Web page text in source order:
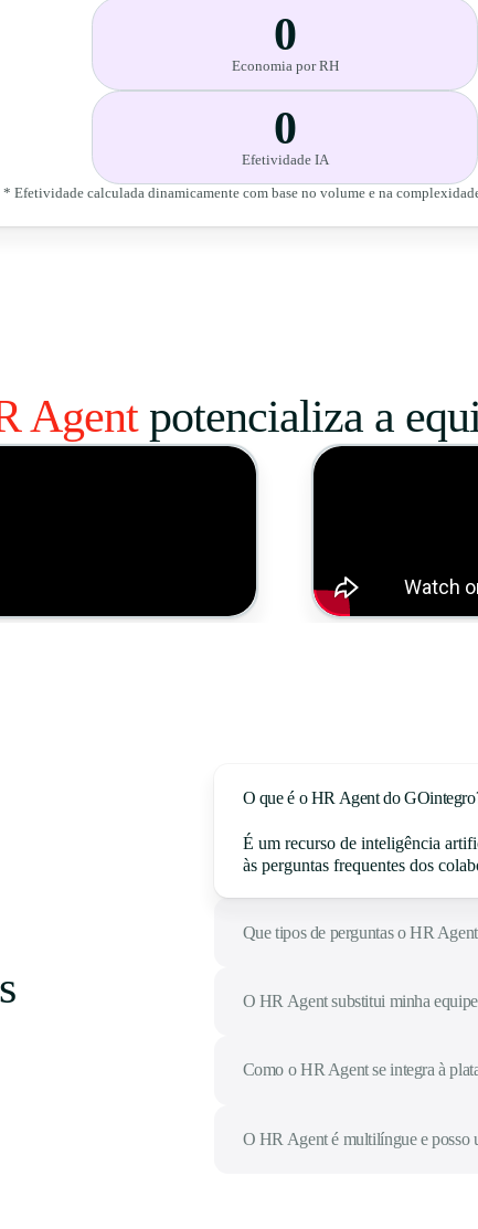
0
Economia por RH
0
Efetividade IA
* Efetividade calculada dinamicamente com base no volume e na
Agentpotencializa a
O que é o HR Agent do
É um recurso de inteligência
às perguntas frequentes dos
Que tipos de perguntas o HR
O HR Agent substitui minha
Como o HR Agent se integra à
O HR Agent é multilíngue e posso